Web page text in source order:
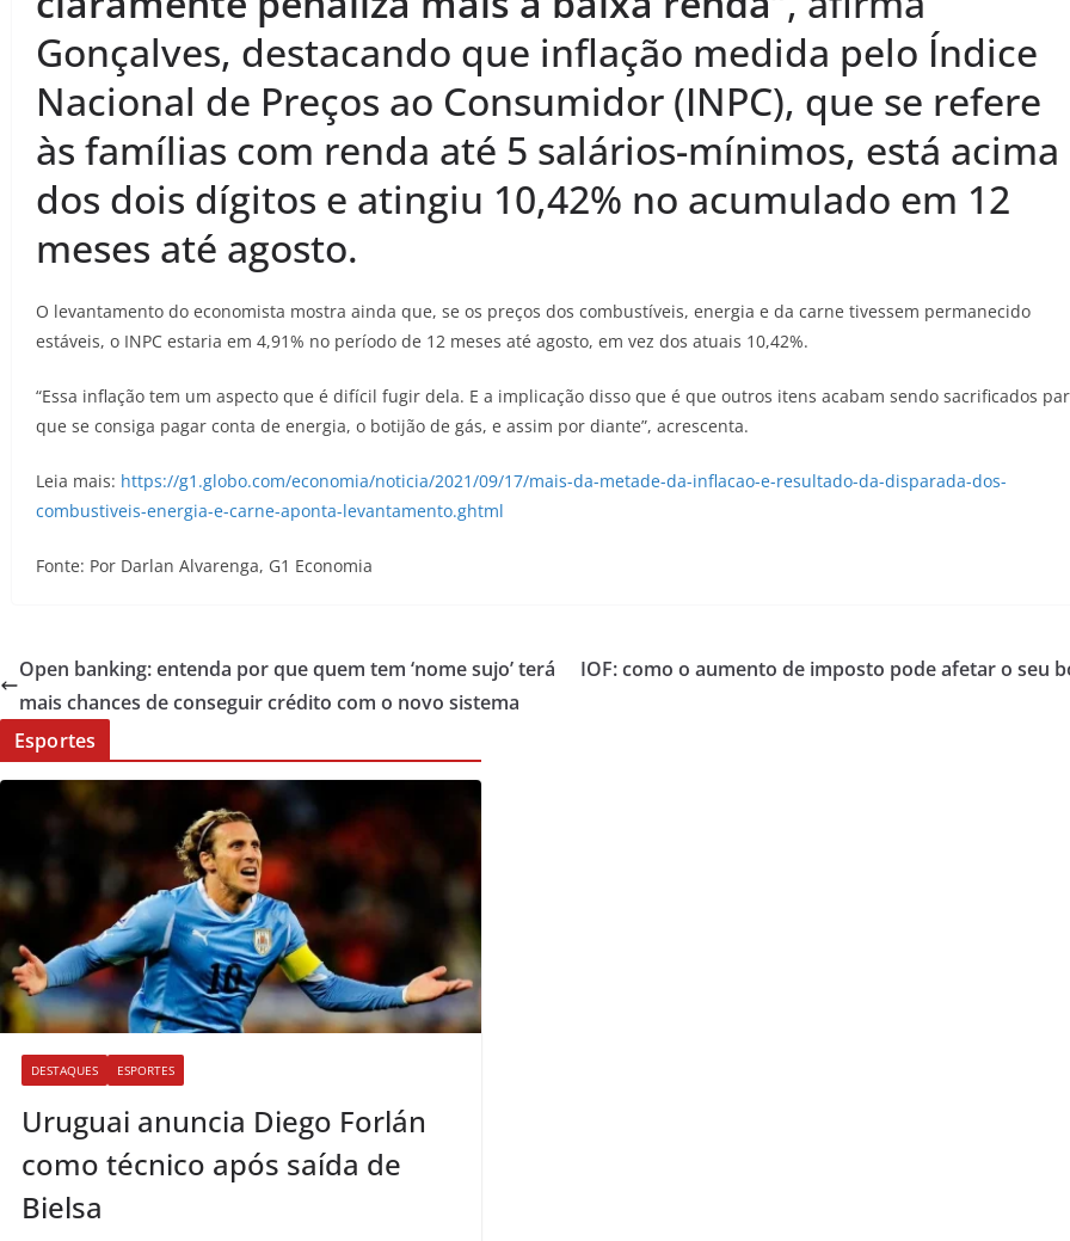
Gonçalves, destacando que inflação medida pelo Índice
Nacional de Preços ao Consumidor (INPC), que se refere
às famílias com renda até 5 salários-mínimos, está acima
dos dois dígitos e atingiu 10,42% no acumulado em 12
meses até agosto.
O levantamento do economista mostra ainda que, se os preços dos combustíveis, energia e da carne tivessem permanecido
estáveis, o INPC estaria em 4,91% no período de 12 meses até agosto, em vez dos atuais 10,42%.
“Essa inflação tem um aspecto que é difícil fugir dela. E a implicação disso que é que outros itens acabam sendo sacrificados
que se consiga pagar conta de energia, o botijão de gás, e assim por diante”, acrescenta.
Leia mais: https://g1.globo.com/economia/noticia/2021/09/17/mais-da-metade-da-inflacao-e-resultado-da-disparada-dos-
combustiveis-energia-e-carne-aponta-levantamento.ghtml
Fonte: Por Darlan Alvarenga, G1 Economia
Open banking: entenda por que quem tem ‘nome sujo’ terá
mais chances de conseguir crédito com o novo sistema
IOF: como o aumento de imposto pode afetar o seu
Esportes
DESTAQUES ESPORTES
Uruguai anuncia Diego Forlán
como técnico após saída de
Bielsa